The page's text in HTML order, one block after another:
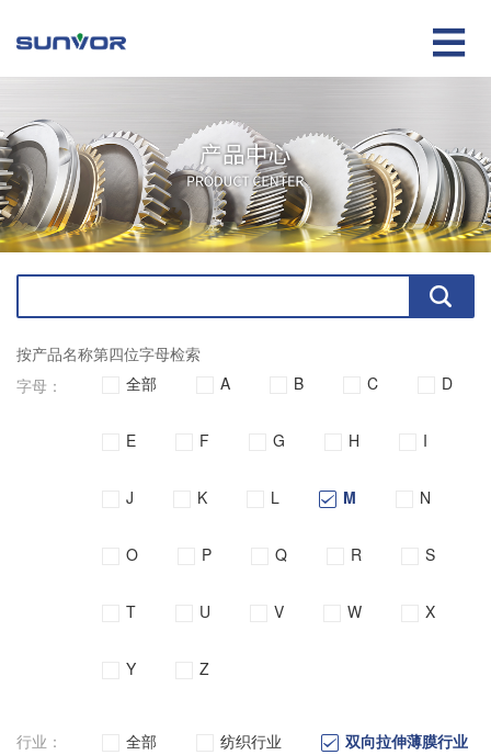

按产品名称第四位字母检索
字母：
全部 A B C D
E F G H I
J K L M N
O P Q R S
T U V W X
Y Z
行业： 全部 纺织行业
双向拉伸薄膜行业